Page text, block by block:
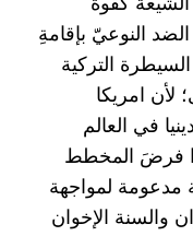
النوعيّ بإقامةِ
التركية
لأن امريكا
في العالم
فرضَ المخطط
مدعومة لمواجهة
والسنة الإخوان